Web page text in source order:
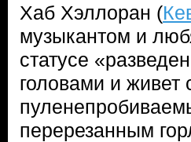
Хаб Хэллоран (
музыкантом и
статусе
головами и живет
перерезанным